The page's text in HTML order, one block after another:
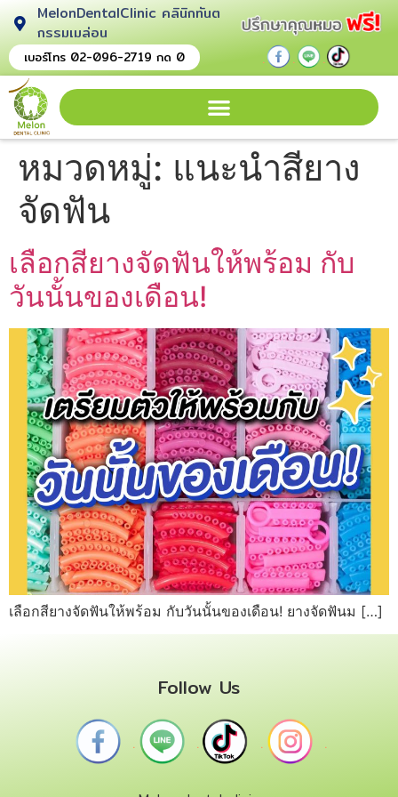
MelonDentalClinic คลินิกทันต
กรรมเมล่อน
เบอร์โทร 02-096-2719 กด 0 . . .
หมวดหมู่: แนะนำสียาง
จัดฟัน
เลือกสียางจัดฟันให้พร้อม กับ
วันนั้นของเดือน!
เลือกสียางจัดฟันให้พร้อม กับวันนั้นของเดือน! ยางจัดฟันม […]
Follow Us
. . . .